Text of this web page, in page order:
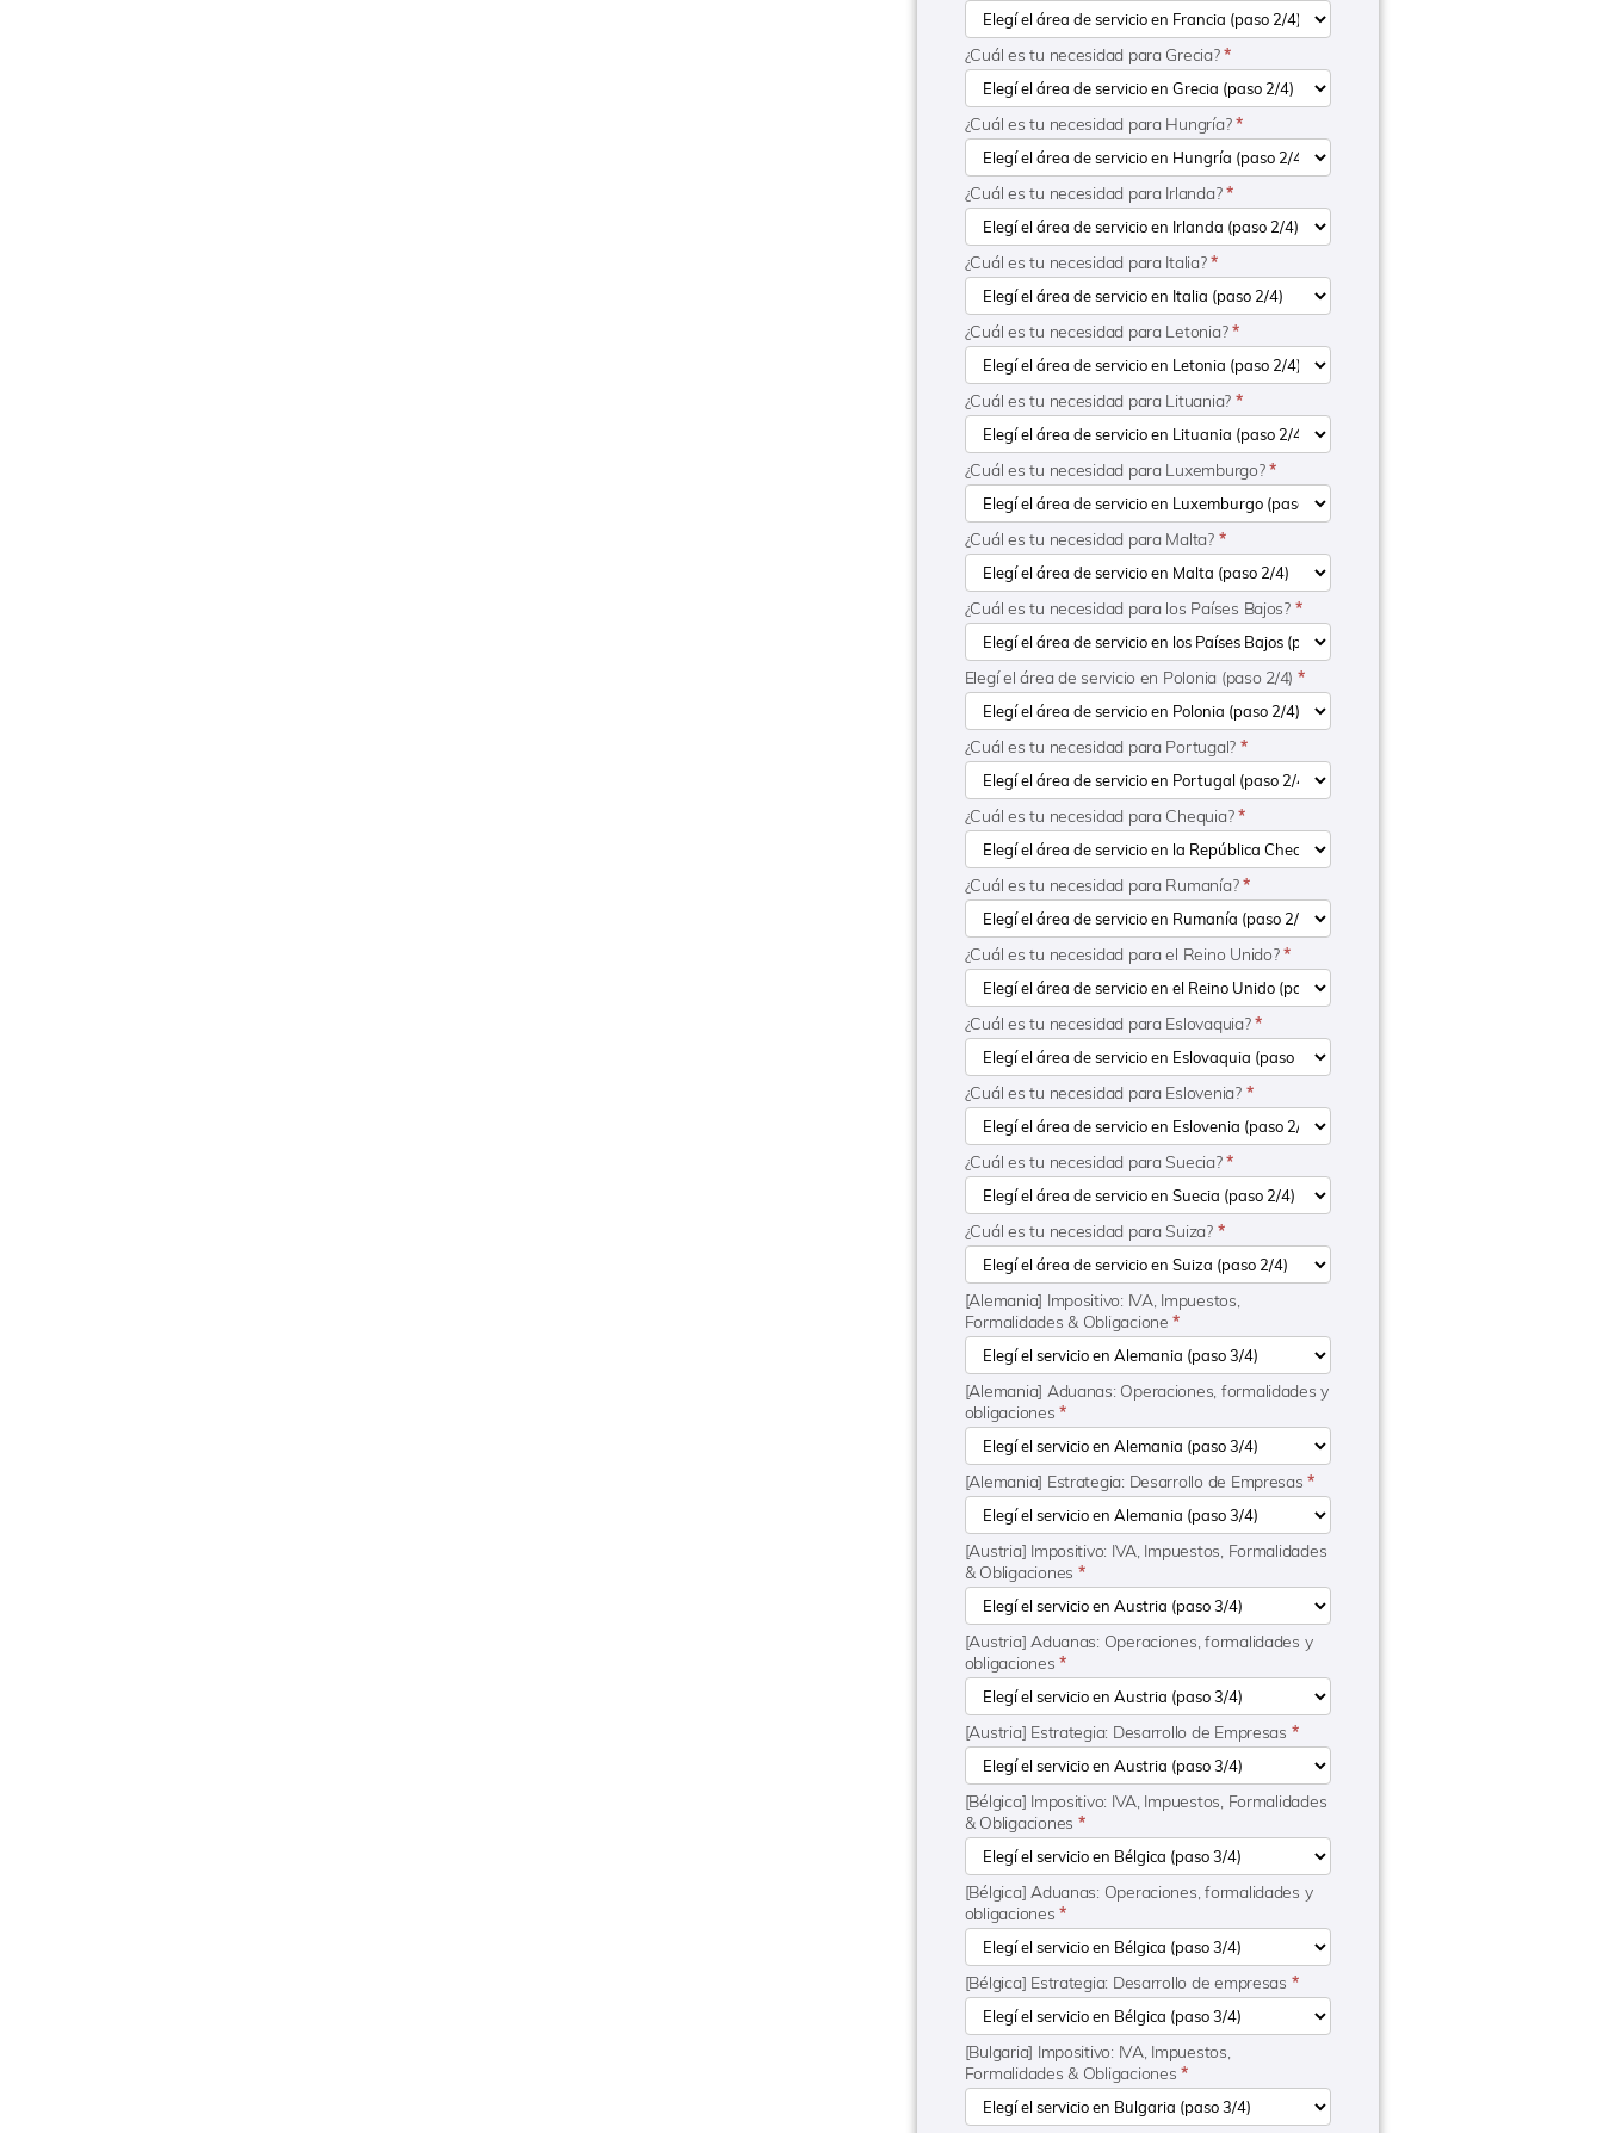
¿Cuál es tu necesidad para Grecia?*
¿Cuál es tu necesidad para Hungría?*
¿Cuál es tu necesidad para Irlanda?*
¿Cuál es tu necesidad para Italia?*
¿Cuál es tu necesidad para Letonia?*
¿Cuál es tu necesidad para Lituania? *
¿Cuál es tu necesidad para Luxemburgo?*
¿Cuál es tu necesidad para Malta? *
¿Cuál es tu necesidad para los Países Bajos? *
Elegí el área de servicio en Polonia (paso 2/4) *
¿Cuál es tu necesidad para Portugal? *
¿Cuál es tu necesidad para Chequia?*
¿Cuál es tu necesidad para Rumanía?*
¿Cuál es tu necesidad para el Reino Unido?*
¿Cuál es tu necesidad para Eslovaquia?*
¿Cuál es tu necesidad para Eslovenia? *
¿Cuál es tu necesidad para Suecia?*
¿Cuál es tu necesidad para Suiza? *
[Alemania] Impositivo: IVA, Impuestos,
Formalidades & Obligacione*
[Alemania] Aduanas: Operaciones, formalidades y
obligaciones*
[Alemania] Estrategia: Desarrollo de Empresas*
[Austria] Impositivo: IVA, Impuestos, Formalidades
& Obligaciones *
[Austria] Aduanas: Operaciones, formalidades y
obligaciones*
[Austria] Estrategia: Desarrollo de Empresas *
[Bélgica] Impositivo: IVA, Impuestos, Formalidades
& Obligaciones *
[Bélgica] Aduanas: Operaciones, formalidades y
obligaciones*
[Bélgica] Estrategia: Desarrollo de empresas *
[Bulgaria] Impositivo: IVA, Impuestos,
Formalidades & Obligaciones*